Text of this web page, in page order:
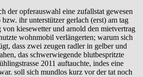
der opferauswahl eine zufallstat gewesen
ihr unterstützer gerlach (erst) am tag
von kiesewetter und arnold den mietvertrag
wohnmobil verlängerten; warum sich
dass zwei zeugen radler in gelber und
das schwerwiegende blutbespritzte
2011 auftauchte, indes eine
soll sich mundlos kurz vor der tat noch